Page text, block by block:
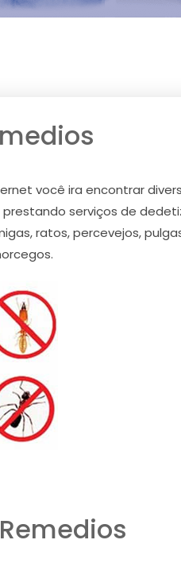
você ira encontrar
serviços de
ratos, percevejos,
Remedios